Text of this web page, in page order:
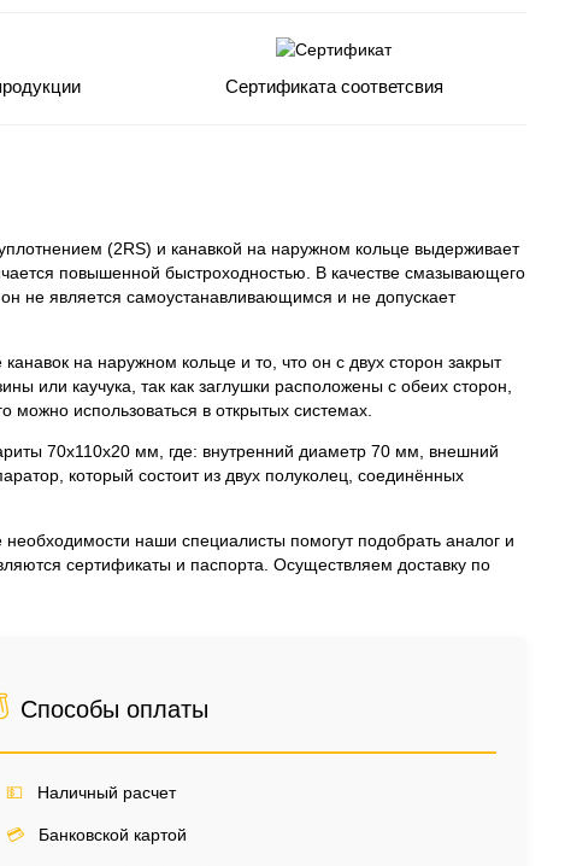
Сертификата соответсвия
(2RS) и канавкой на наружном кольце выдерживает
повышенной быстроходностью. В качестве смазывающего
не является самоустанавливающимся и не допускает
на наружном кольце и то, что он с двух сторон закрыт
или каучука, так как заглушки расположены с обеих сторон,
можно использоваться в открытых системах.
70х110х20 мм, где: внутренний диаметр 70 мм, внешний
который состоит из двух полуколец, соединённых
наши специалисты помогут подобрать аналог и
сертификаты и паспорта. Осуществляем доставку по
Способы оплаты
💵 Наличный расчет
💳 Банковской картой